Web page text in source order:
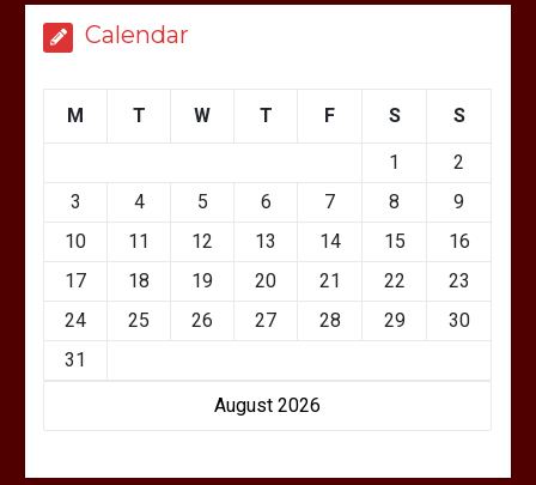
Calendar
August 2026
M T W T F S S
1
2
3
4 5 6 7 8
9
10
11 12 13 14 15
16
17
18 19 20 21 22
23
24
25 26 27 28 29
30
31